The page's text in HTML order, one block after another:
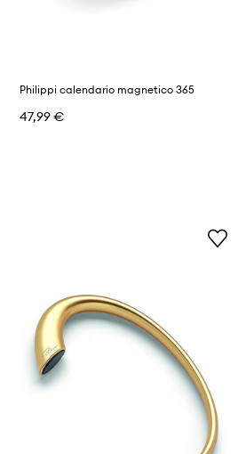
Philippi calendario magnetico 365
47,99 €